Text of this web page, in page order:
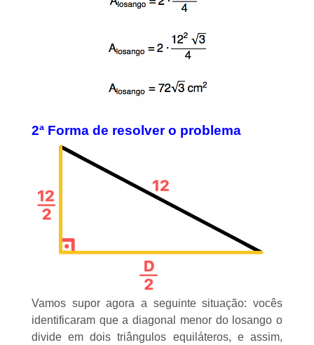
2ª Forma de resolver o problema
Vamos supor agora a seguinte situação: vocês
identificaram que a diagonal menor do losango o
divide em dois triângulos equiláteros, e assim,